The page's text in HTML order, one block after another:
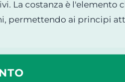
costanza è l'elemento
permettendo ai principi